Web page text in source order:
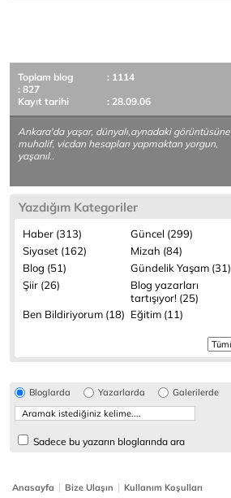
Toplam blog
: 1114
: 827
Kayıt tarihi
: 28.09.06
Ankara'da yaşar, dünyalı,aynadaki görüntüsüne
muhalif, vicdan hesapları yapmaktan yorgun,
yaşanıl..
Yazdığım Kategoriler
Haber (313)
Güncel (299)
Siyaset (162)
Mizah (84)
Blog (51)
Gündelik Yaşam (31)
Şiir (26)
Blog yazarları
tartışıyor! (25)
Ben Bildiriyorum (18) Eğitim (11)
Bloglarda Yazarlarda Galerilerde
Sadece bu yazarın bloglarında ara
Anasayfa | Bize Ulaşın | Kullanım Koşulları